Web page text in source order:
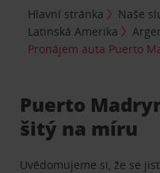
Hlavní stránka Naše
Latinská Amerika
Pronájem auta Puerto
Puerto
šitý na míru
Uvědomujeme si, že se